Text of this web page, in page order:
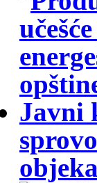
Javni